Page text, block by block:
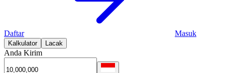
Daftar Masuk
Kalkulator Lacak
Anda Kirim